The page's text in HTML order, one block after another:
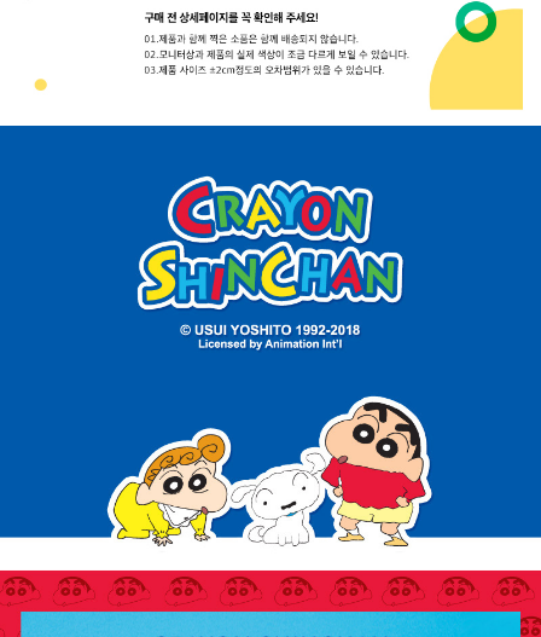
페이코 ID로
PAYCO 바로